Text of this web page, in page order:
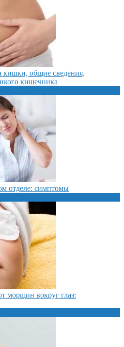
кишки, общие сведения,
кишечника
отделе: симптомы
морщин вокруг глаз: